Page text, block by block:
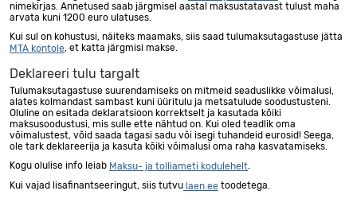
nimekirjas. Annetused saab järgmisel aastal maksustatavast tulust maha
arvata kuni 1200 euro ulatuses.
Kui sul on kohustusi, näiteks maamaks, siis saad tulumaksutagastuse jätta
MTA kontole, et katta järgmisi makse.
Deklareeri tulu targalt
Tulumaksutagastuse suurendamiseks on mitmeid seaduslikke võimalusi,
alates kolmandast sambast kuni üüritulu ja metsatulude soodustusteni.
Oluline on esitada deklaratsioon korrektselt ja kasutada kõiki
maksusoodustusi, mis sulle ette nähtud on. Kui oled teadlik oma
võimalustest, võid saada tagasi sadu või isegi tuhandeid eurosid! Seega,
ole tark deklareerija ja kasuta kõiki võimalusi oma raha kasvatamiseks.
Kogu olulise info leiab Maksu- ja tolliameti kodulehelt.
Kui vajad lisafinantseeringut, siis tutvu laen.ee toodetega.